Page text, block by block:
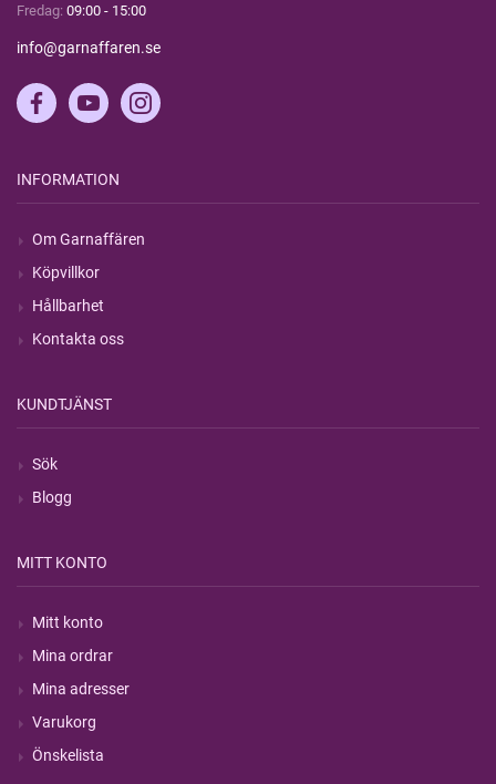
Fredag: 09:00 - 15:00
info@garnaffaren.se
INFORMATION
Om Garnaffären
Köpvillkor
Hållbarhet
Kontakta oss
KUNDTJÄNST
Sök
Blogg
MITT KONTO
Mitt konto
Mina ordrar
Mina adresser
Varukorg
Önskelista